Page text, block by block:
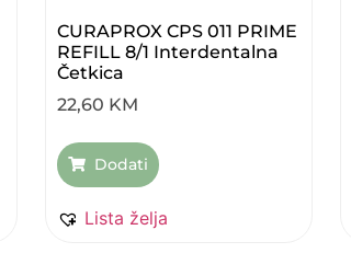
CURAPROX CPS 011 PRIME
REFILL 8/1 Interdentalna
Četkica
22,60 KM
Dodati
Lista želja